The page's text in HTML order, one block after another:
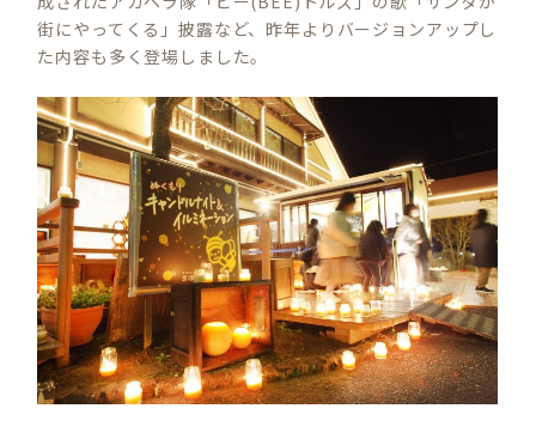
街にやってくる」披露など、昨年よりバージョンアップし
た内容も多く登場しました。